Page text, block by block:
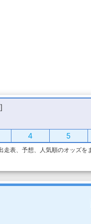
]
4 5
走表、予想、人気順のオッズ